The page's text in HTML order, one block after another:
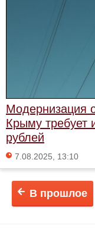
Модернизация
Крыму требует
рублей
7.08.2025, 13:10
В прошлое